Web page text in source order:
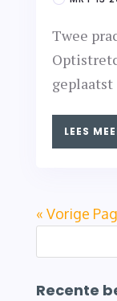
Twee
LEES
« Vorige
Recente